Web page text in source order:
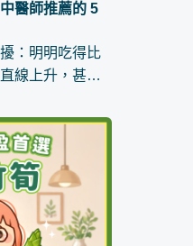
醫師推薦的 5
：明明吃得比
線上升，甚至
疲勞，連動都
現時，大家最
常在網路上搜尋的問題就是： 代謝...